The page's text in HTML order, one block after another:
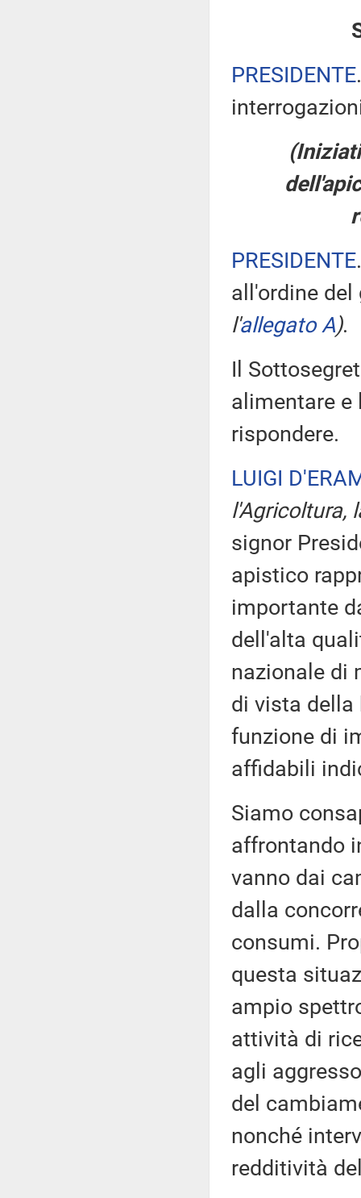
PRESIDENTE
PRESIDENTE
all'ordine
l'allegato A).
Il
alimentare e
rispondere.
LUIGI
l'Agricoltura,
signor
apistico
importante
dell'alta
nazionale di
di vista della
funzione di
affidabili
Siamo
affrontando
vanno dai
dalla
consumi.
questa
ampio
attività di
agli
del
nonché
redditività